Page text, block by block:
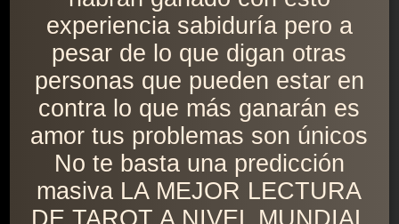
experiencia sabiduría pero a
pesar de lo que digan otras
personas que pueden estar en
contra lo que más ganarán es
amor tus problemas son únicos
No te basta una predicción
masiva LA MEJOR LECTURA